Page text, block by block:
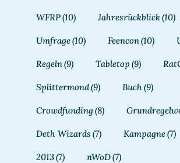
WFRP(10) Jahresrückblick(10)
Umfrage(10) Feencon(10)
Regeln(9) Tabletop (9)
Splittermond(9) Buch(9)
Crowdfunding (8)
Deth Wizards (7) Kampagne(7)
2013(7) nWoD(7)